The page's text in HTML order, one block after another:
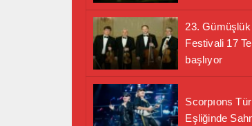
23.
Festivali 17
başlıyor
Scorpıons Türk Bayrağı
Eşliğinde